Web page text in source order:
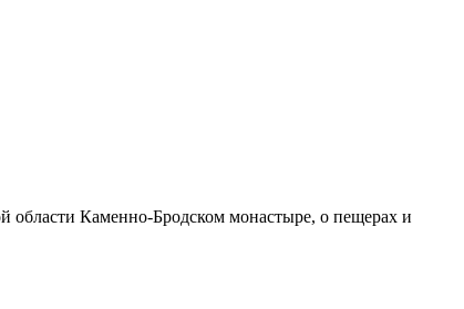
области Каменно-Бродском монастыре, о пещерах и